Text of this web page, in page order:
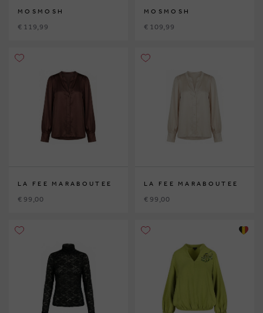
MOSMOSH
€ 119,99
MOSMOSH
€ 109,99
LA FEE MARABOUTEE
€ 99,00
LA FEE MARABOUTEE
€ 99,00